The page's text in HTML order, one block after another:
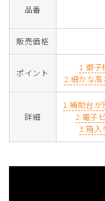
品番
販売価格
ポイント
1.御子
2.細かな
詳細
1.補助台が
2.電子
3.箱